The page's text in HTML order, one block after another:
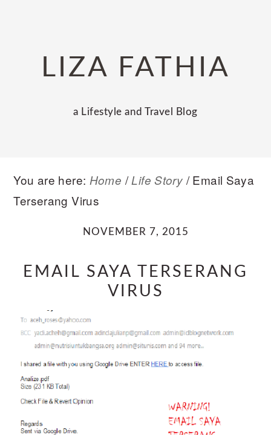
navigationLIZA FATHIA
a Lifestyle and Travel Blog
You are here: Home / Life Story /Email Saya
Terserang Virus
NOVEMBER 7, 2015
EMAIL SAYA TERSERANG
VIRUS